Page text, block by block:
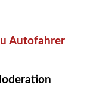
Autofahrer